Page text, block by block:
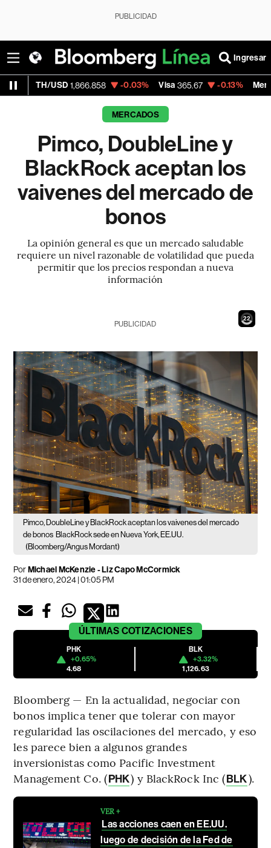
PUBLICIDAD
Ingresar
1,866.858 -0.03% Visa 365.67 -0.13% MercadoLibre
MERCADOS
Pimco, DoubleLine y
BlackRock aceptan los
vaivenes del mercado de
bonos
La opinión general es que un mercado saludable
requiere un nivel razonable de volatilidad que pueda
permitir que los precios respondan a nueva
información
20
PUBLICIDAD
Pimco, DoubleLine y BlackRock aceptan los vaivenes del mercado
de bonos BlackRock sede en Nueva York, EE.UU.
(Bloomberg/Angus Mordant)
PorMichael McKenzie - Liz Capo McCormick
31 de enero, 2024 | 01:05 PM
ÚLTIMAS COTIZACIONES
PHK
+0.65%
4.68
BLK
+3.32%
1,126.63
Bloomberg — En la actualidad, negociar con
bonos implica tener que tolerar con mayor
regularidad las oscilaciones del mercado, y eso
les parece bien a algunos grandes
inversionistas como Pacific Investment
Management Co. (PHK) y BlackRock Inc (BLK).
VER +
Las acciones caen en EE.UU.
luego de decisión de la Fed de